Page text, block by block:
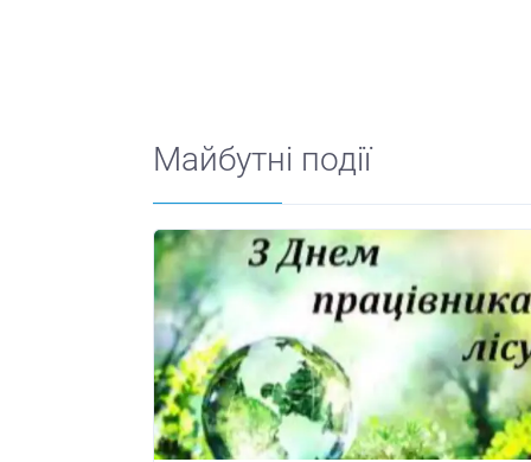
Майбутні події